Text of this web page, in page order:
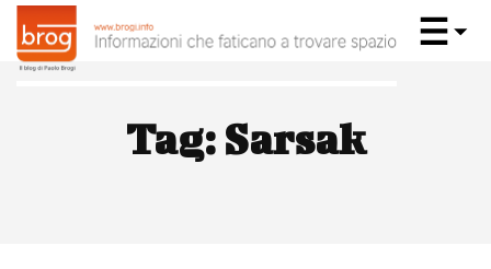
Tag: Sarsak